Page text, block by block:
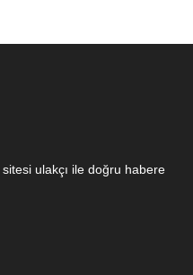
ulakçı ile doğru habere